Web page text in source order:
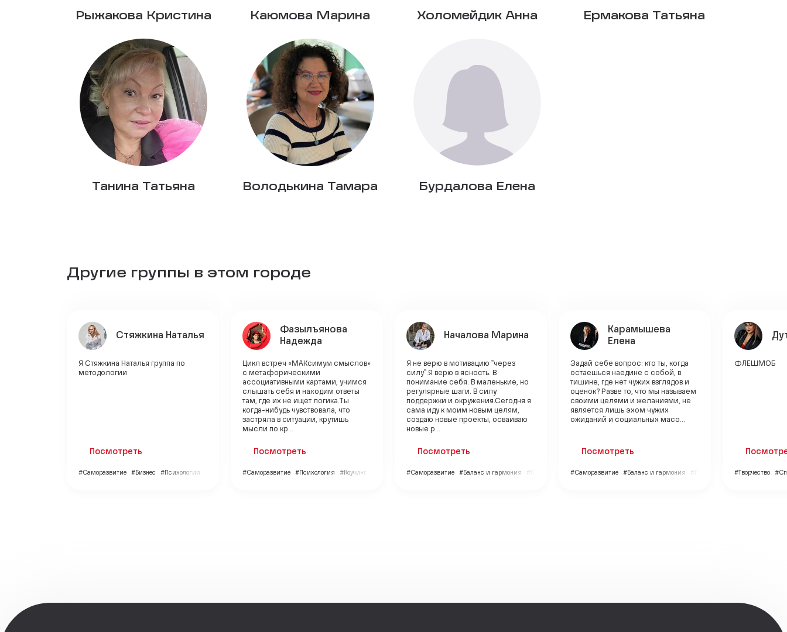
Рыжакова Кристина Каюмова Марина Холомейдик Анна Ермакова Татьяна
Танина Татьяна Володькина Тамара Бурдалова Елена
Другие группы в этом городе
Стяжкина Наталья
Я Стяжкина Наталья группа по
методологии
Посмотреть
#Саморазвитие #Бизнес #Психология
Фазылъянова
Надежда
Цикл встреч «МАКсимум смыслов»
с метафорическими
ассоциативными картами, учимся
слышать себя и находим ответы
там, где их не ищет логика.Ты
когда-нибудь чувствовала, что
застряла в ситуации, крутишь
мысли по кр...
Посмотреть
#Саморазвитие #Психология #Коучинг
Началова Марина
Я не верю в мотивацию "через
силу".Я верю в ясность. В
понимание себя. В маленькие, но
регулярные шаги. В силу
поддержки и окружения.Сегодня я
сама иду к моим новым целям,
создаю новые проекты, осваиваю
новые р...
Посмотреть
#Саморазвитие #Баланс и гармония #Путешествия
Карамышева
Елена
Задай себе вопрос: кто ты, когда
остаешься наедине с собой, в
тишине, где нет чужих взглядов и
оценок? Разве то, что мы называем
своими целями и желаниями, не
является лишь эхом чужих
ожиданий и социальных масо...
Посмотреть
#Саморазвитие #Баланс и гармония #Психология
ФЛЕШМОБ
#Творчество